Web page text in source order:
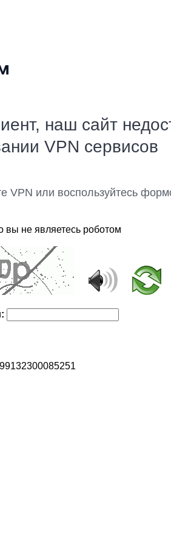
наш сайт
VPN сервисов
VPN или воспользуйтесь
вы не являетесь роботом